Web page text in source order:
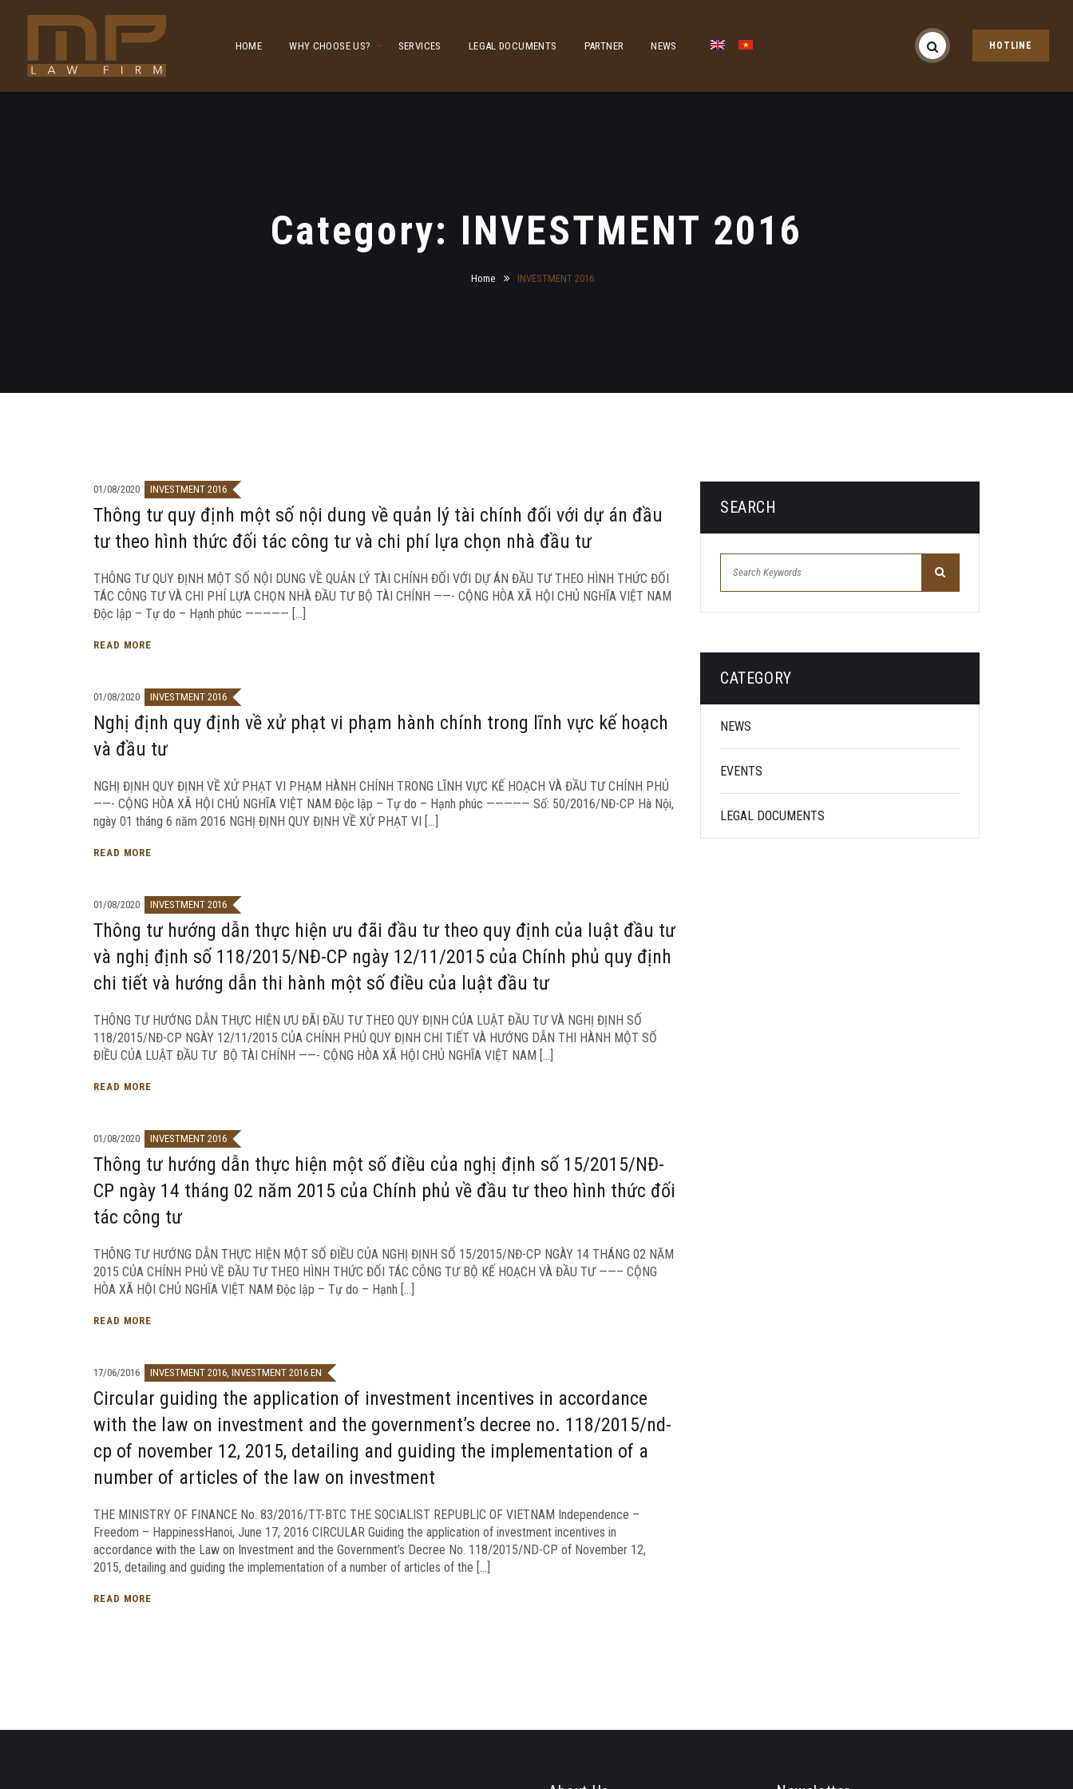
HOME WHY CHOOSE US? SERVICES LEGAL DOCUMENTS PARTNER NEWS HOTLINE
Category: INVESTMENT 2016
Home INVESTMENT 2016
01/08/2020 INVESTMENT 2016
Thông tư quy định một số nội dung về quản lý tài chính đối với dự án đầu
tư theo hình thức đối tác công tư và chi phí lựa chọn nhà đầu tư
THÔNG TƯ QUY ĐỊNH MỘT SỐ NỘI DUNG VỀ QUẢN LÝ TÀI CHÍNH ĐỐI VỚI DỰ ÁN ĐẦU TƯ THEO HÌNH THỨC ĐỐI
TÁC CÔNG TƯ VÀ CHI PHÍ LỰA CHỌN NHÀ ĐẦU TƯ BỘ TÀI CHÍNH ——- CỘNG HÒA XÃ HỘI CHỦ NGHĨA VIỆT NAM
Độc lập – Tự do – Hạnh phúc ————— […]
READ MORE
01/08/2020 INVESTMENT 2016
Nghị định quy định về xử phạt vi phạm hành chính trong lĩnh vực kế hoạch
và đầu tư
NGHỊ ĐỊNH QUY ĐỊNH VỀ XỬ PHẠT VI PHẠM HÀNH CHÍNH TRONG LĨNH VỰC KẾ HOẠCH VÀ ĐẦU TƯ CHÍNH PHỦ
——- CỘNG HÒA XÃ HỘI CHỦ NGHĨA VIỆT NAM Độc lập – Tự do – Hạnh phúc ————— Số: 50/2016/NĐ-CP Hà Nội,
ngày 01 tháng 6 năm 2016 NGHỊ ĐỊNH QUY ĐỊNH VỀ XỬ PHẠT VI […]
READ MORE
01/08/2020 INVESTMENT 2016
Thông tư hướng dẫn thực hiện ưu đãi đầu tư theo quy định của luật đầu tư
và nghị định số 118/2015/NĐ-CP ngày 12/11/2015 của Chính phủ quy định
chi tiết và hướng dẫn thi hành một số điều của luật đầu tư
THÔNG TƯ HƯỚNG DẪN THỰC HIỆN ƯU ĐÃI ĐẦU TƯ THEO QUY ĐỊNH CỦA LUẬT ĐẦU TƯ VÀ NGHỊ ĐỊNH SỐ
118/2015/NĐ-CP NGÀY 12/11/2015 CỦA CHÍNH PHỦ QUY ĐỊNH CHI TIẾT VÀ HƯỚNG DẪN THI HÀNH MỘT SỐ
ĐIỀU CỦA LUẬT ĐẦU TƯ BỘ TÀI CHÍNH ——- CỘNG HÒA XÃ HỘI CHỦ NGHĨA VIỆT NAM […]
READ MORE
01/08/2020 INVESTMENT 2016
Thông tư hướng dẫn thực hiện một số điều của nghị định số 15/2015/NĐ-
CP ngày 14 tháng 02 năm 2015 của Chính phủ về đầu tư theo hình thức đối
tác công tư
THÔNG TƯ HƯỚNG DẪN THỰC HIỆN MỘT SỐ ĐIỀU CỦA NGHỊ ĐỊNH SỐ 15/2015/NĐ-CP NGÀY 14 THÁNG 02 NĂM
2015 CỦA CHÍNH PHỦ VỀ ĐẦU TƯ THEO HÌNH THỨC ĐỐI TÁC CÔNG TƯ BỘ KẾ HOẠCH VÀ ĐẦU TƯ ——– CỘNG
HÒA XÃ HỘI CHỦ NGHĨA VIỆT NAM Độc lập – Tự do – Hạnh […]
READ MORE
17/06/2016 INVESTMENT 2016, INVESTMENT 2016 EN
Circular guiding the application of investment incentives in accordance
with the law on investment and the government’s decree no. 118/2015/nd-
cp of november 12, 2015, detailing and guiding the implementation of a
number of articles of the law on investment
THE MINISTRY OF FINANCE No. 83/2016/TT-BTC THE SOCIALIST REPUBLIC OF VIETNAM Independence –
Freedom – HappinessHanoi, June 17, 2016 CIRCULAR Guiding the application of investment incentives in
accordance with the Law on Investment and the Government’s Decree No. 118/2015/ND-CP of November 12,
2015, detailing and guiding the implementation of a number of articles of the […]
READ MORE
SEARCH
CATEGORY
NEWS
EVENTS
LEGAL DOCUMENTS